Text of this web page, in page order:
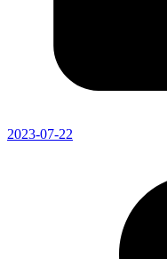
2023-07-22